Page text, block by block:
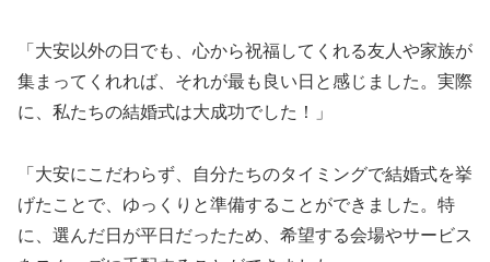
「大安以外の日でも、心から祝福してくれる友人や家族が
集まってくれれば、それが最も良い日と感じました。実際
に、私たちの結婚式は大成功でした！」
「大安にこだわらず、自分たちのタイミングで結婚式を挙
げたことで、ゆっくりと準備することができました。特
に、選んだ日が平日だったため、希望する会場やサービス